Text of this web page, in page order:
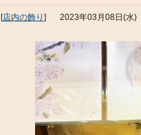
[店内の飾り ] 2023年03月08日(水)